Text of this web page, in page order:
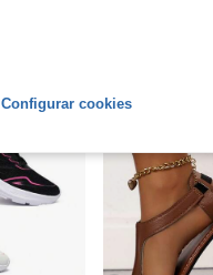
Configurar cookies